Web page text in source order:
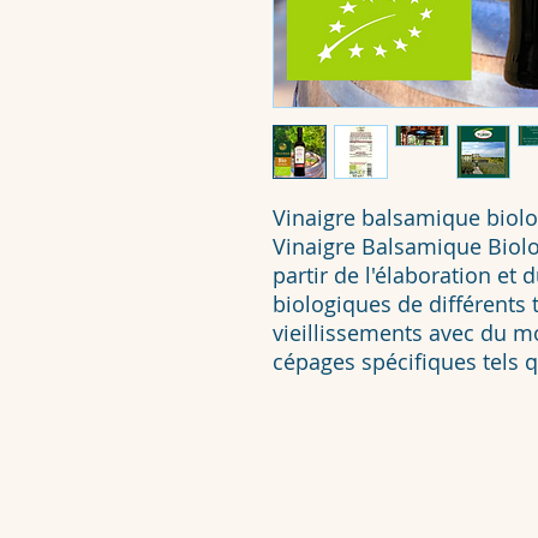
Vinaigre balsamique
Vinaigre Balsamique
partir de l'élaboration et
biologiques de différents
vieillissements avec du
cépages spécifiques tels